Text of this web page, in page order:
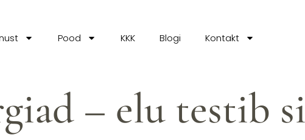
Pood KKK Blogi Kontakt
– elu testib